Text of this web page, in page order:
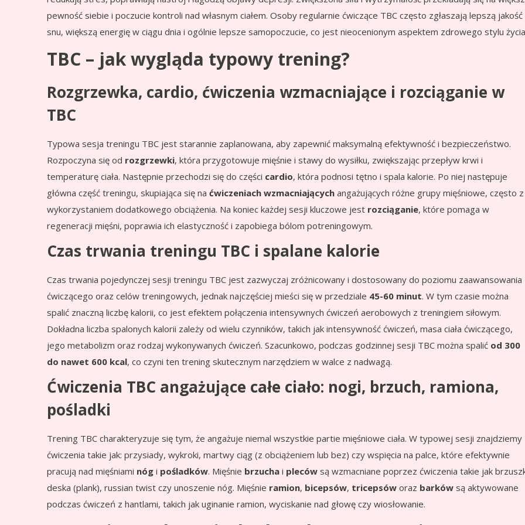
pewność siebie i poczucie kontroli nad własnym ciałem. Osoby regularnie ćwiczące TBC często zgłaszają lepszą jakość
snu, większą energię w ciągu dnia i ogólnie lepsze samopoczucie, co jest nieocenionym aspektem zdrowego stylu
TBC – jak wygląda typowy trening?
Rozgrzewka, cardio, ćwiczenia wzmacniające i rozciąganie w
TBC
Typowa sesja treningu TBC jest starannie zaplanowana, aby zapewnić maksymalną efektywność i bezpieczeństwo.
Rozpoczyna się od rozgrzewki, która przygotowuje mięśnie i stawy do wysiłku, zwiększając przepływ krwi i
temperaturę ciała. Następnie przechodzi się do części cardio, która podnosi tętno i spala kalorie. Po niej następuje
główna część treningu, skupiająca się na ćwiczeniach wzmacniających angażujących różne grupy mięśniowe, często z
wykorzystaniem dodatkowego obciążenia. Na koniec każdej sesji kluczowe jest rozciąganie, które pomaga w
regeneracji mięśni, poprawia ich elastyczność i zapobiega bólom potreningowym.
Czas trwania treningu TBC i spalane kalorie
Czas trwania pojedynczej sesji treningu TBC jest zazwyczaj zróżnicowany i dostosowany do poziomu zaawansowania
ćwiczącego oraz celów treningowych, jednak najczęściej mieści się w przedziale 45-60 minut. W tym czasie można
spalić znaczną liczbę kalorii, co jest efektem połączenia intensywnych ćwiczeń aerobowych z treningiem siłowym.
Dokładna liczba spalonych kalorii zależy od wielu czynników, takich jak intensywność ćwiczeń, masa ciała ćwiczącego,
jego metabolizm oraz rodzaj wykonywanych ćwiczeń. Szacunkowo, podczas godzinnej sesji TBC można spalić od 300
do nawet 600 kcal, co czyni ten trening skutecznym narzędziem w walce z nadwagą.
Ćwiczenia TBC angażujące całe ciało: nogi, brzuch, ramiona,
pośladki
Trening TBC charakteryzuje się tym, że angażuje niemal wszystkie partie mięśniowe ciała. W typowej sesji znajdziemy
ćwiczenia takie jak: przysiady, wykroki, martwy ciąg (z obciążeniem lub bez) czy wspięcia na palce, które efektywnie
pracują nad mięśniami nóg i pośladków. Mięśnie brzucha i pleców są wzmacniane poprzez ćwiczenia takie jak
deska (plank), russian twist czy unoszenie nóg. Mięśnie ramion, bicepsów, tricepsów oraz barków są aktywowane
podczas ćwiczeń z hantlami, takich jak uginanie ramion, wyciskanie nad głowę czy wiosłowanie.